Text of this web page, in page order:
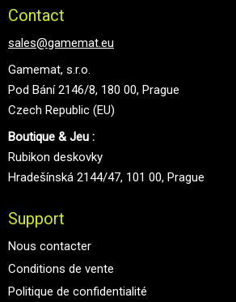
Contact
sales@gamemat.eu
Gamemat, s.r.o.
Pod Bání 2146/8, 180 00, Prague
Czech Republic (EU)
Boutique & Jeu :
Rubikon deskovky
Hradešínská 2144/47, 101 00, Prague
Support
Nous contacter
Conditions de vente
Politique de confidentialité